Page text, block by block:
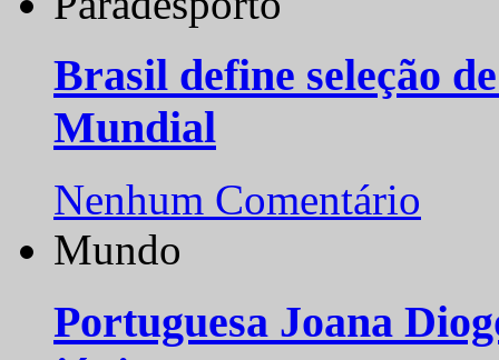
Nenhum Comentário
Paradesporto
Brasil define seleção
Mundial
Nenhum Comentário
Mundo